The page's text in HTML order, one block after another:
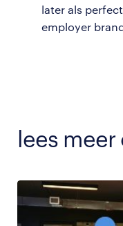
later als
employer
lees meer